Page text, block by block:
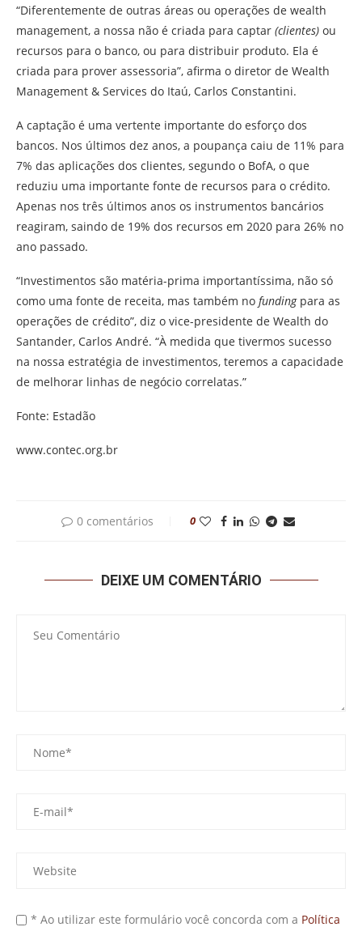
“Diferentemente de outras áreas ou operações de wealth
management, a nossa não é criada para captar (clientes) ou
recursos para o banco, ou para distribuir produto. Ela é
criada para prover assessoria”, afirma o diretor de Wealth
Management & Services do Itaú, Carlos Constantini.
A captação é uma vertente importante do esforço dos
bancos. Nos últimos dez anos, a poupança caiu de 11% para
7% das aplicações dos clientes, segundo o BofA, o que
reduziu uma importante fonte de recursos para o crédito.
Apenas nos três últimos anos os instrumentos bancários
reagiram, saindo de 19% dos recursos em 2020 para 26% no
ano passado.
“Investimentos são matéria-prima importantíssima, não só
como uma fonte de receita, mas também no fundingpara as
operações de crédito”, diz o vice-presidente de Wealth do
Santander, Carlos André. “À medida que tivermos sucesso
na nossa estratégia de investimentos, teremos a capacidade
de melhorar linhas de negócio correlatas.”
Fonte: Estadão
www.contec.org.br
0 comentários 0
DEIXE UM COMENTÁRIO
* Ao utilizar este formulário você concorda com a Política